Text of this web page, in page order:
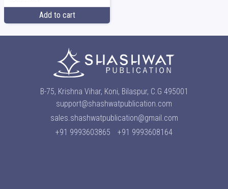
Add to cart
B-75, Krishna Vihar, Koni, Bilaspur, C.G 495001
support@shashwatpublication.com
sales.shashwatpublication@gmail.com
+91 9993603865
+91 9993608164